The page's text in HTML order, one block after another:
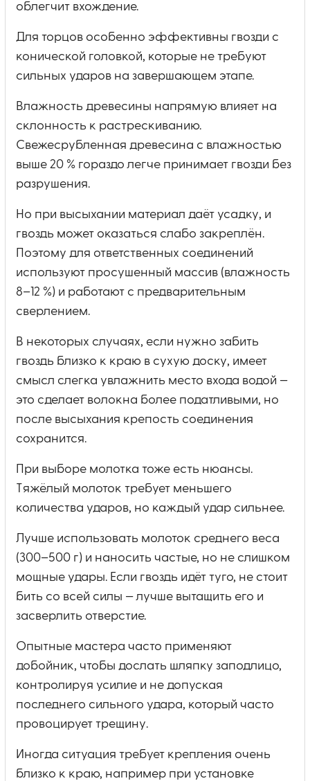
облегчит вхождение.
Для торцов особенно эффективны гвозди с
конической головкой, которые не требуют
сильных ударов на завершающем этапе.
Влажность древесины напрямую влияет на
склонность к растрескиванию.
Свежесрубленная древесина с влажностью
выше 20 % гораздо легче принимает гвозди без
разрушения.
Но при высыхании материал даёт усадку, и
гвоздь может оказаться слабо закреплён.
Поэтому для ответственных соединений
используют просушенный массив (влажность
8–12 %) и работают с предварительным
сверлением.
В некоторых случаях, если нужно забить
гвоздь близко к краю в сухую доску, имеет
смысл слегка увлажнить место входа водой —
это сделает волокна более податливыми, но
после высыхания крепость соединения
сохранится.
При выборе молотка тоже есть нюансы.
Тяжёлый молоток требует меньшего
количества ударов, но каждый удар сильнее.
Лучше использовать молоток среднего веса
(300–500 г) и наносить частые, но не слишком
мощные удары. Если гвоздь идёт туго, не стоит
бить со всей силы — лучше вытащить его и
засверлить отверстие.
Опытные мастера часто применяют
добойник, чтобы дослать шляпку заподлицо,
контролируя усилие и не допуская
последнего сильного удара, который часто
провоцирует трещину.
Иногда ситуация требует крепления очень
близко к краю, например при установке